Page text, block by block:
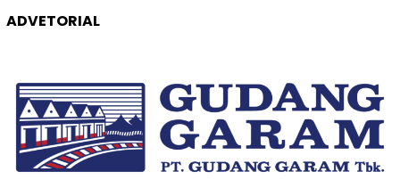
ADVETORIAL